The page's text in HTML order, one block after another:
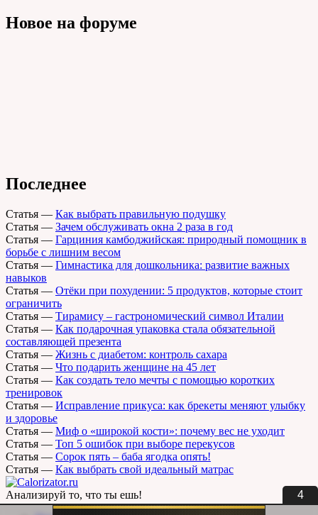
3
Новое на форуме
Последнее
Статья — Как выбрать правильную подушку
Статья — Зачем обслуживать окна 2 раза в год
Статья — Гарциния камбоджийская: природный помощник в
борьбе с лишним весом
Статья — Гимнастика для дошкольника: развитие важных
навыков
Статья — Отёки при похудении: 5 продуктов, которые стоит
ограничить
Статья — Тирамису – гастрономический символ Италии
Статья — Как подарочная упаковка стала обязательной
составляющей презента
Статья — Жизнь с диабетом: контроль сахара
Статья — Что подарить женщине на 45 лет
Статья — Как создать тело мечты с помощью коротких
тренировок
Статья — Исправление прикуса: как брекеты меняют улыбку
и здоровье
Статья — Миф о «широкой кости»: почему вес не уходит
Статья — Топ 5 ошибок при выборе перекусов
Статья — Сорок пять – баба ягодка опять!
Статья — Как выбрать свой идеальный матрас
Анализируй то, что ты ешь!